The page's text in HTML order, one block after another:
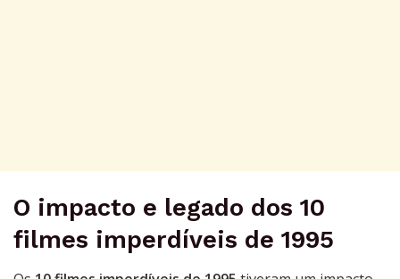
O impacto e legado dos 10
filmes imperdíveis de 1995